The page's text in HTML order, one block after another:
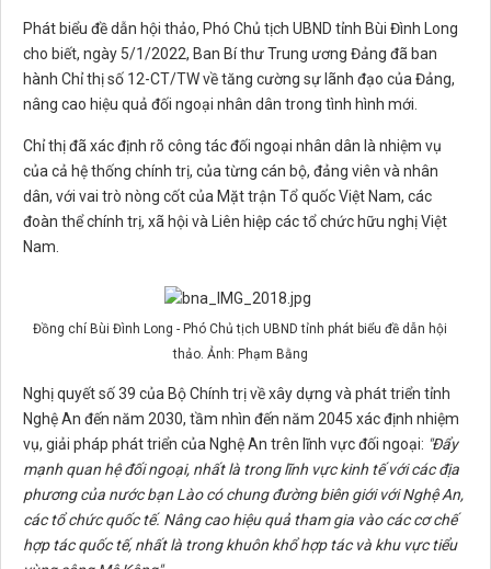
Phát biểu đề dẫn hội thảo, Phó Chủ tịch UBND tỉnh Bùi Đình Long
cho biết, ngày 5/1/2022, Ban Bí thư Trung ương Đảng đã ban
hành Chỉ thị số 12-CT/TW về tăng cường sự lãnh đạo của Đảng,
nâng cao hiệu quả đối ngoại nhân dân trong tình hình mới.
Chỉ thị đã xác định rõ công tác đối ngoại nhân dân là nhiệm vụ
của cả hệ thống chính trị, của từng cán bộ, đảng viên và nhân
dân, với vai trò nòng cốt của Mặt trận Tổ quốc Việt Nam, các
đoàn thể chính trị, xã hội và Liên hiệp các tổ chức hữu nghị Việt
Nam.
Đồng chí Bùi Đình Long - Phó Chủ tịch UBND tỉnh phát biểu đề dẫn hội
thảo. Ảnh: Phạm Bằng
Nghị quyết số 39 của Bộ Chính trị về xây dựng và phát triển tỉnh
Nghệ An đến năm 2030, tầm nhìn đến năm 2045 xác định nhiệm
vụ, giải pháp phát triển của Nghệ An trên lĩnh vực đối ngoại: "Đẩy
mạnh quan hệ đối ngoại, nhất là trong lĩnh vực kinh tế với các địa
phương của nước bạn Lào có chung đường biên giới với Nghệ An,
các tổ chức quốc tế. Nâng cao hiệu quả tham gia vào các cơ chế
hợp tác quốc tế, nhất là trong khuôn khổ hợp tác và khu vực tiểu